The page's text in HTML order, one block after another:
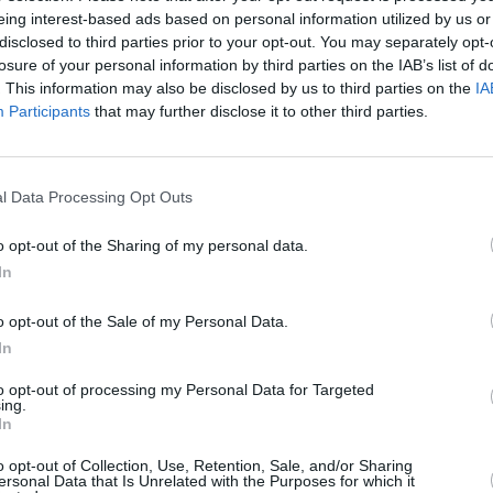
interest-based ads based on personal information utilized by us
to third parties prior to your opt-out. You may separately
of your personal information by third parties on the IAB’s list of
This information may also be disclosed by us to third parties on the
Participants that may further disclose it to other third parties.
Data Processing Opt Outs
opt-out of the Sharing of my personal data.
opt-out of the Sale of my Personal Data.
opt-out of processing my Personal Data for Targeted
opt-out of Collection, Use, Retention, Sale, and/or Sharing
Data that Is Unrelated with the Purposes for which it
Maaliskuun keskilämpötila
tarkastelujaksolla
maaliskuussa.
Vuosi
Vuorokauden
lämpötila
lämpötila
2011
7 ℃ 5 ℃
9 ℃